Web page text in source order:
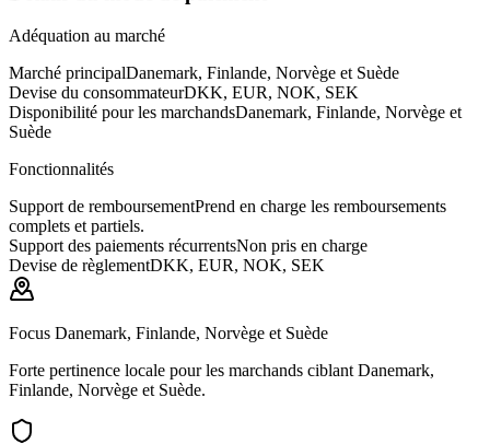
Adéquation au marché
Marché principalDanemark, Finlande, Norvège et Suède
Devise du consommateurDKK, EUR, NOK, SEK
Disponibilité pour les marchandsDanemark, Finlande, Norvège et
Suède
Fonctionnalités
Support de remboursementPrend en charge les remboursements
complets et partiels.
Support des paiements récurrentsNon pris en charge
Devise de règlementDKK, EUR, NOK, SEK
Focus Danemark, Finlande, Norvège et Suède
Forte pertinence locale pour les marchands ciblant Danemark,
Finlande, Norvège et Suède.